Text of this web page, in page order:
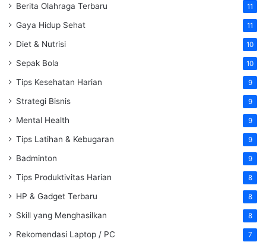
Berita Olahraga Terbaru 11
Gaya Hidup Sehat 11
Diet & Nutrisi 10
Sepak Bola 10
Tips Kesehatan Harian 9
Strategi Bisnis 9
Mental Health 9
Tips Latihan & Kebugaran 9
Badminton 9
Tips Produktivitas Harian 8
HP & Gadget Terbaru 8
Skill yang Menghasilkan 8
Rekomendasi Laptop / PC 7